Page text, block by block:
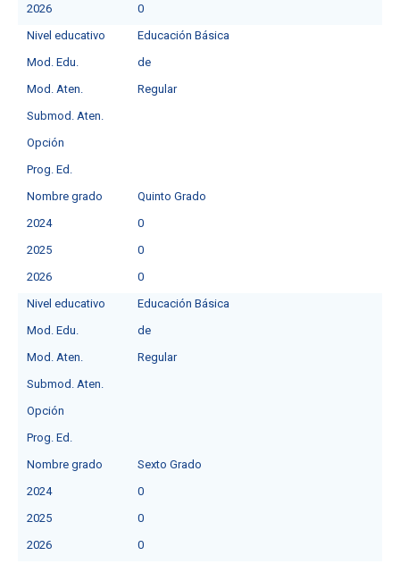
2026
0
Nivel educativo
Educación Básica
Mod. Edu.
deㅤ
Mod. Aten.
Regular
Submod. Aten.
Opción
Prog. Ed.
Nombre grado
Quinto Grado
2024
0
2025
0
2026
0
Nivel educativo
Educación Básica
Mod. Edu.
deㅤ
Mod. Aten.
Regular
Submod. Aten.
Opción
Prog. Ed.
Nombre grado
Sexto Grado
2024
0
2025
0
2026
0